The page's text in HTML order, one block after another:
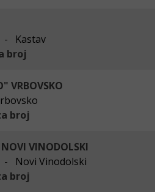
- Kastav
broj
VRBOVSKO
broj
VINODOLSKI
- Novi Vinodolski
broj